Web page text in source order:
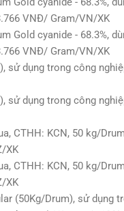
VNĐ/ Gram/VN/XK
Gold cyanide - 68.3%,
VNĐ/ Gram/VN/XK
dụng trong công
dụng trong công
CTHH: KCN, 50 kg/
XK
CTHH: KCN, 50 kg/
XK
(50Kg/Drum), sử dụng